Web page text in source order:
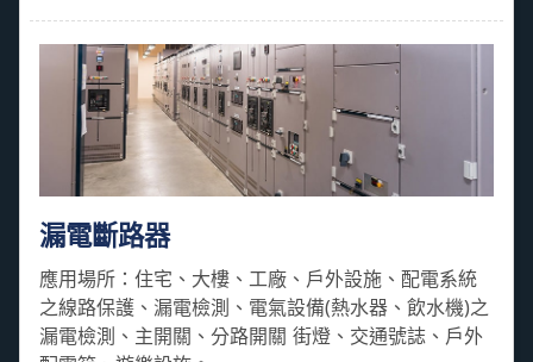
漏電斷路器
應用場所：住宅、大樓、工廠、戶外設施、配電系統
之線路保護、漏電檢測、電氣設備(熱水器、飲水機)之
漏電檢測、主開關、分路開關 街燈、交通號誌、戶外